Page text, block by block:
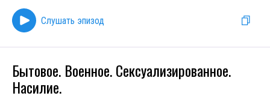
Слушать эпизод
Бытовое. Военное. Сексуализированное.
Насилие.